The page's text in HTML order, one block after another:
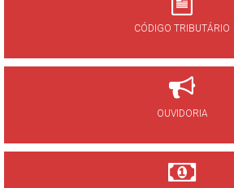
CÓDIGO TRIBUTÁRIO
OUVIDORIA